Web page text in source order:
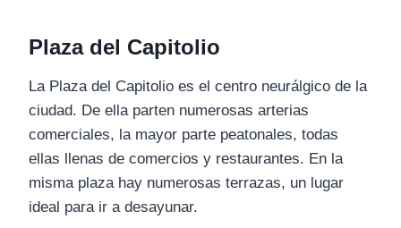
Plaza del Capitolio
La Plaza del Capitolio es el centro neurálgico de la
ciudad. De ella parten numerosas arterias
comerciales, la mayor parte peatonales, todas
ellas llenas de comercios y restaurantes. En la
misma plaza hay numerosas terrazas, un lugar
ideal para ir a desayunar.